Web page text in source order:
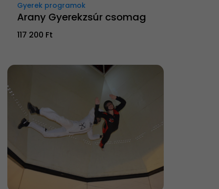
Gyerek programok
Arany Gyerekzsúr csomag
117 200 Ft